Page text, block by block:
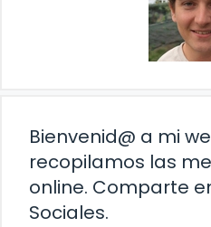
Bienvenid@ a mi
recopilamos las
online. Comparte
Sociales.